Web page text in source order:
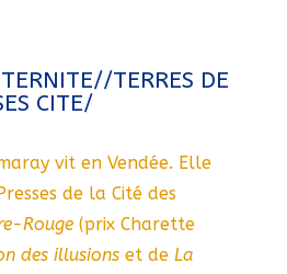
TERRES DE
CITE/
vit en Vendée. Elle
de la Cité des
Rouge(prix Charette
des illusionset de La